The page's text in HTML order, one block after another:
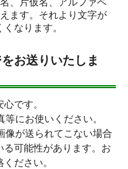
、片仮名、アルファベ
ます。それより文字が
なります。
お送りいたしま
です。
にお使いください。
が送られてこない場合
る可能性があります。お
ださい。